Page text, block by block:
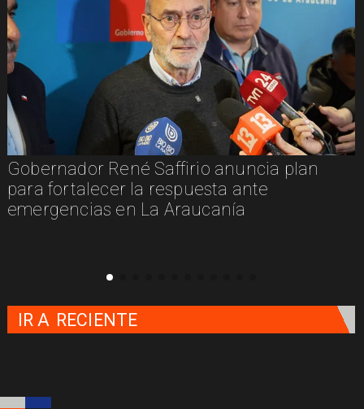
Gobernador René Saffirio anuncia plan
para fortalecer la respuesta ante
emergencias en La Araucanía
IR A RECIENTE